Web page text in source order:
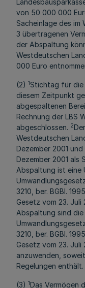
von 50 000 000
Sacheinlage des
3 übertragenen
der Abspaltung
Westdeutschen
000 Euro
(2) 1Stichtag für die
diesem Zeitpunkt
abgespaltenen
Rechnung der LBS
abgeschlossen. 2
Westdeutschen
Dezember 2001 und
Dezember 2001 als
Abspaltung ist eine
3210, ber. BGBl.
Gesetz vom 23. Juli
Abspaltung sind
3210, ber. BGBl.
Gesetz vom 23. Juli
anzuwenden,
Regelungen enthält.
(3) 1Das Vermögen